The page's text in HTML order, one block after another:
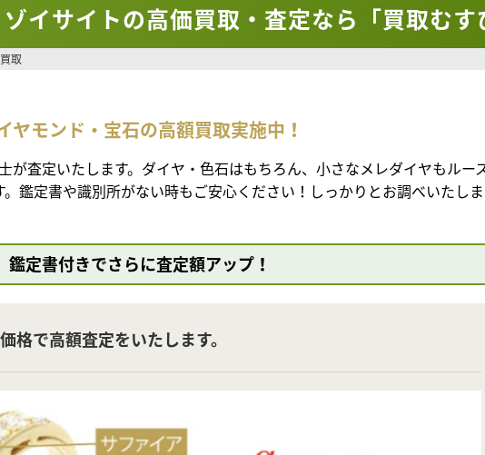
ゾイサイトの高価買取・査定なら「買取むす
取
ヤモンド・宝石の高額買取実施中！
が査定いたします。ダイヤ・色石はもちろん、小さなメレダイヤもルー
鑑定書や識別所がない時もご安心ください！しっかりとお調べいたしま
鑑定書付きでさらに査定額アップ！
格で高額査定をいたします。